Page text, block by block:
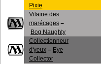
Pixie
Vilaine des
marécages –
Bog Naughty
Collectionneur
d'yeux – Eye
Collector